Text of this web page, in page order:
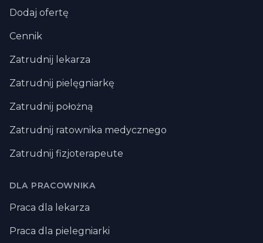
Dodaj ofertę
Cennik
Zatrudnij lekarza
Zatrudnij pielęgniarkę
Zatrudnij położną
Zatrudnij ratownika medycznego
Zatrudnij fizjoterapeute
DLA PRACOWNIKA
Praca dla lekarza
Praca dla pielegniarki